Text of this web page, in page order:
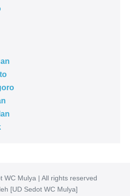
WC Mulya | All rights reserved
[UD Sedot WC Mulya]